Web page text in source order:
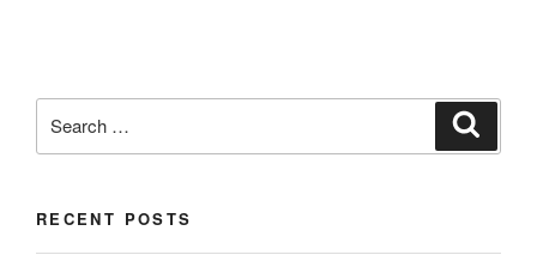
for:
RECENT POSTS